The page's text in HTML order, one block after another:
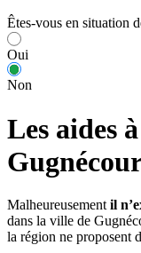
Êtes-vous en situation
Oui
Non
Les aides
Malheureusement il
dans la ville de
la région ne proposent